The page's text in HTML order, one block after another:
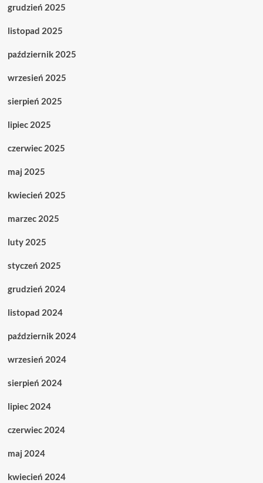
grudzień 2025
listopad 2025
październik 2025
wrzesień 2025
sierpień 2025
lipiec 2025
czerwiec 2025
maj 2025
kwiecień 2025
marzec 2025
luty 2025
styczeń 2025
grudzień 2024
listopad 2024
październik 2024
wrzesień 2024
sierpień 2024
lipiec 2024
czerwiec 2024
maj 2024
kwiecień 2024